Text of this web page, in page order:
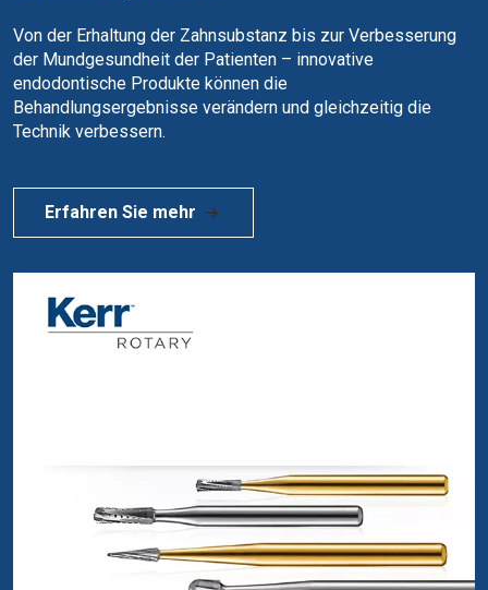
Von der Erhaltung der Zahnsubstanz bis zur Verbesserung
der Mundgesundheit der Patienten – innovative
endodontische Produkte können die
Behandlungsergebnisse verändern und gleichzeitig die
Technik verbessern.
Erfahren Sie mehr